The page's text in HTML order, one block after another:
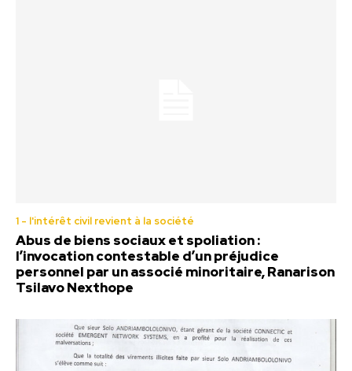
1 - l'intérêt civil revient à la société
Abus de biens sociaux et spoliation :
l’invocation contestable d’un préjudice
personnel par un associé minoritaire, Ranarison
Tsilavo Nexthope